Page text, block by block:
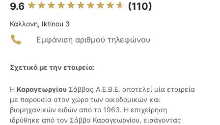
9.6 (110)
Καλλονη, Iktinou 3
Εμφάνιση αριθμού τηλεφώνου
Σχετικά με την εταιρεία:
Η Καραγεωργίου Σάββας Α.Ε.Β.Ε. αποτελεί μία εταιρεία
με παρουσία στον χώρο των οικοδομικών και
βιομηχανικών ειδών από το 1963. Η επιχείρηση
ιδρύθηκε από τον Σάββα Καραγεωργίου, εισάγοντας